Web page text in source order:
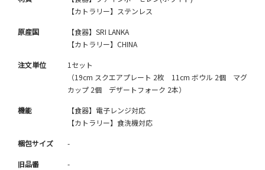
【カトラリー】ステンレス
原産国
【食器】SRI LANKA
【カトラリー】CHINA
注文単位
1セット
（19cm スクエアプレート 2枚 11cm ボウル 2個 マグ
カップ 2個 デザートフォーク 2本）
機能
【食器】電子レンジ対応
【カトラリー】食洗機対応
梱包サイズ -
旧品番 -